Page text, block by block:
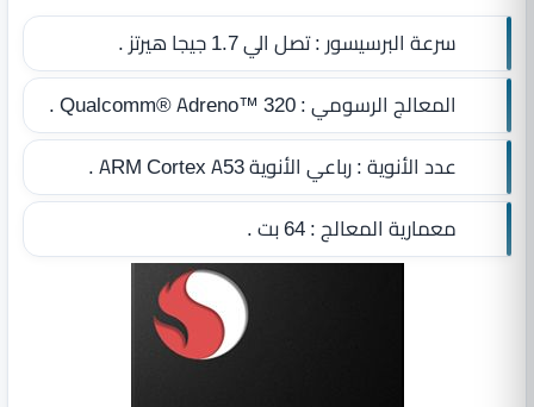
سرعة البرسيسور :تصل الي 1.7 جيجا هيرتز .
المعالج الرسومي :Qualcomm® Adreno™ 320 .
عدد الأنوية :رباعي الأنوية ARM Cortex A53 .
معمارية المعالج :64 بت .